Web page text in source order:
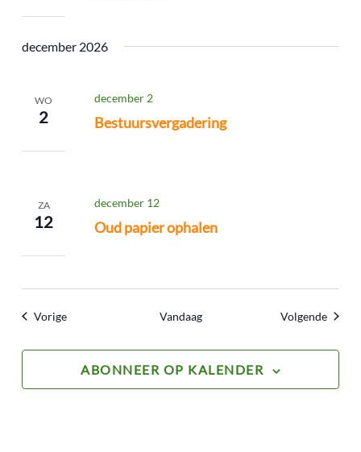
december 2026
WO
2 Bestuursvergadering
december 2
ZA
12 Oud papier ophalen
december 12
VorigeEvenementen Vandaag Volgende
ABONNEER OP KALENDER